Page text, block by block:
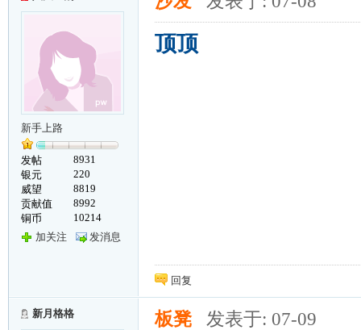
新手上路
发帖
8931
银元
220
威望
8819
贡献值
8992
铜币
10214
加关注
发消息
顶顶
回复
新月格格 板凳 发表于: 07-09